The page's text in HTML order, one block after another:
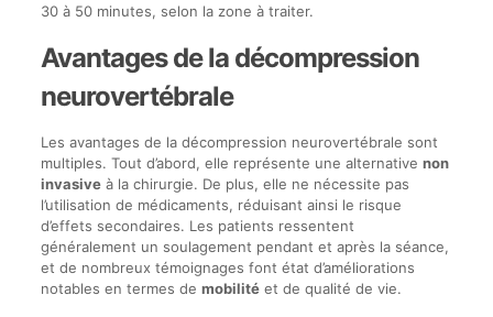
30 à 50 minutes, selon la zone à traiter.
Avantages de la décompression
neurovertébrale
Les avantages de la décompression neurovertébrale sont
multiples. Tout d’abord, elle représente une alternative non
invasiveà la chirurgie. De plus, elle ne nécessite pas
l’utilisation de médicaments, réduisant ainsi le risque
d’effets secondaires. Les patients ressentent
généralement un soulagement pendant et après la séance,
et de nombreux témoignages font état d’améliorations
notables en termes de mobilitéet de qualité de vie.